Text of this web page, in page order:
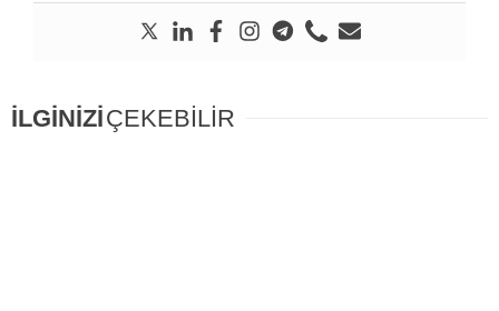
İLGİNİZİÇEKEBİLİR